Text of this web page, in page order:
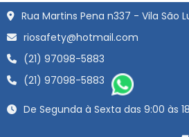
Rua Martins Pena n337 - Vila São
riosafety@hotmail.com
(21) 97098-5883
(21) 97098-5883
De Segunda à Sexta das 9:00 às